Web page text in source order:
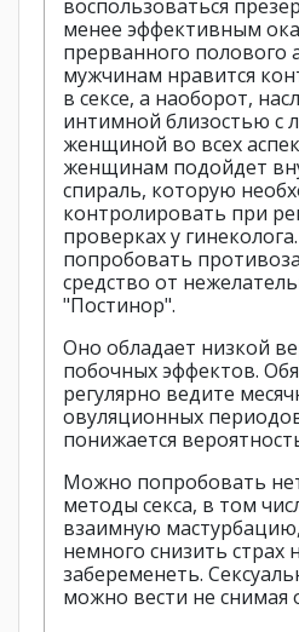
воспользоваться
менее эффективным
прерванного полового
мужчинам нравится
в сексе, а наоборот,
интимной близостью с
женщиной во всех
женщинам подойдет
спираль, которую
контролировать при
проверках у
попробовать
средство от
"Постинор".
Оно обладает низкой
побочных эффектов.
регулярно ведите
овуляционных
понижается
Можно попробовать
методы секса, в том
взаимную
немного снизить страх
забеременеть.
можно вести не снимая